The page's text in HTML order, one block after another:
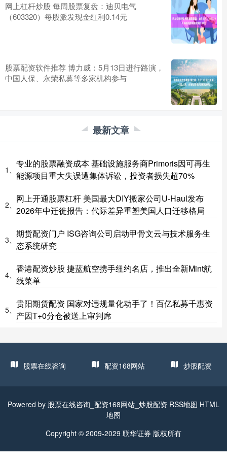
网上杠杆炒股 每周股票复盘：迪贝电气
（603320）每股派发现金红利0.14元
股票配资软件推荐 博力威：5月13日进行路演，
中国人保、永荣私募等多家机构参与
最新文章
1、
专业的股票融资成本 基础设施服务商Primoris因可再生
能源项目重大失误遭集体诉讼，投资者损失超70%
2、
网上开通股票杠杆 美国最大DIY搬家公司U-Haul发布
2026年中迁徙报告：代际差异重塑美国人口迁移格局
3、
期货配资门户 ISG咨询公司启动甲骨文云与技术服务生
态系统研究
4、
香港配资炒股 捷蓝航空携手纽约名店，推出全新Mint航
线菜单
5、
贵阳期货配资 国家对违规量化动手了！百亿私募千惠资
产因T+0分仓被送上审判席
股票在线咨询 配资168网站 炒股配资
Powered by 股票在线咨询_配资168网站_炒股配资 RSS地图 HTML
地图
Copyright © 2009-2029 联华证券 版权所有